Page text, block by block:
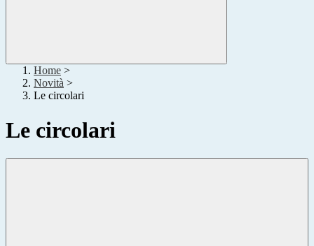
Home >
Novità >
Le circolari
Le circolari